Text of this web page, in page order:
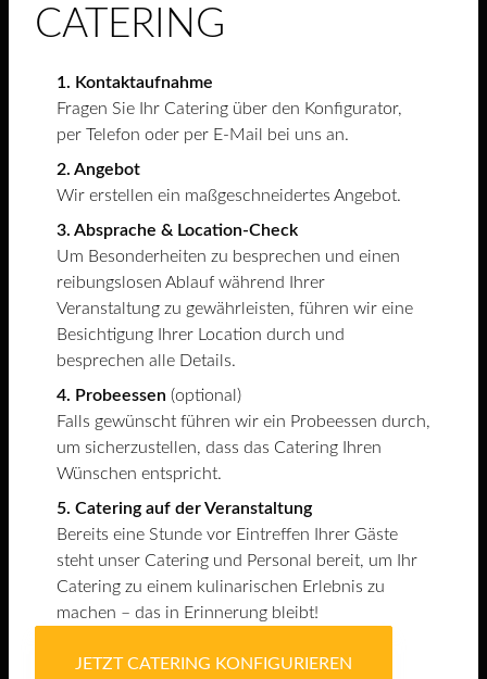
CATERING
1. Kontaktaufnahme
Fragen Sie Ihr Catering über den Konfigurator,
per Telefon oder per E-Mail bei uns an.
2. Angebot
Wir erstellen ein maßgeschneidertes Angebot.
3. Absprache & Location-Check
Um Besonderheiten zu besprechen und einen
reibungslosen Ablauf während Ihrer
Veranstaltung zu gewährleisten, führen wir eine
Besichtigung Ihrer Location durch und
besprechen alle Details.
4. Probeessen (optional)
Falls gewünscht führen wir ein Probeessen durch,
um sicherzustellen, dass das Catering Ihren
Wünschen entspricht.
5. Catering auf der Veranstaltung
Bereits eine Stunde vor Eintreffen Ihrer Gäste
steht unser Catering und Personal bereit, um Ihr
Catering zu einem kulinarischen Erlebnis zu
machen – das in Erinnerung bleibt!
JETZT CATERING KONFIGURIEREN